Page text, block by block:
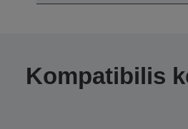
Kompatibilis